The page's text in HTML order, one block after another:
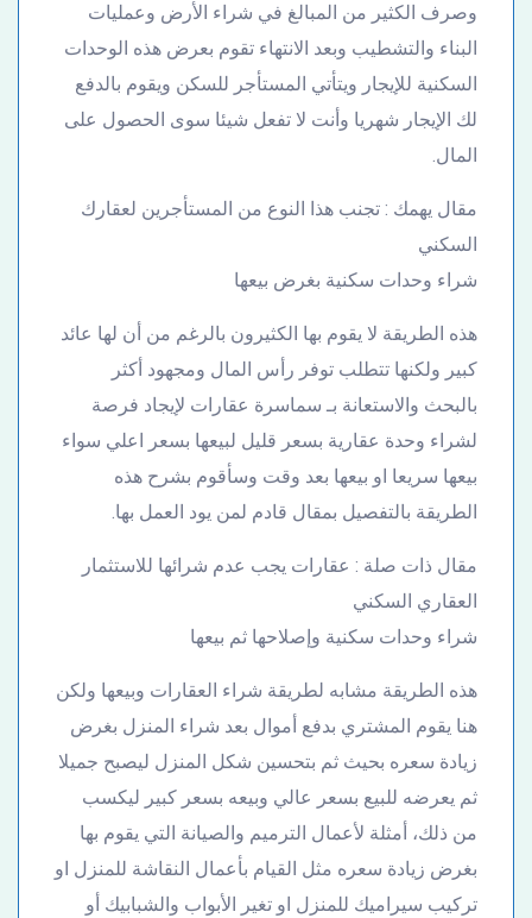
وصرف الكثير من المبالغ في شراء الأرض وعمليات
البناء والتشطيب وبعد الانتهاء تقوم بعرض هذه الوحدات
السكنية للإيجار ويتأتي المستأجر للسكن ويقوم بالدفع
لك الإيجار شهريا وأنت لا تفعل شيئا سوى الحصول على
المال.
مقال يهمك : تجنب هذا النوع من المستأجرين لعقارك
السكني
شراء وحدات سكنية بغرض بيعها
هذه الطريقة لا يقوم بها الكثيرون بالرغم من أن لها عائد
كبير ولكنها تتطلب توفر رأس المال ومجهود أكثر
بالبحث والاستعانة بـ سماسرة عقارات لإيجاد فرصة
لشراء وحدة عقارية بسعر قليل لبيعها بسعر اعلي سواء
بيعها سريعا او بيعها بعد وقت وسأقوم بشرح هذه
الطريقة بالتفصيل بمقال قادم لمن يود العمل بها.
مقال ذات صلة : عقارات يجب عدم شرائها للاستثمار
العقاري السكني
شراء وحدات سكنية وإصلاحها ثم بيعها
هذه الطريقة مشابه لطريقة شراء العقارات وبيعها ولكن
هنا يقوم المشتري بدفع أموال بعد شراء المنزل بغرض
زيادة سعره بحيث ثم بتحسين شكل المنزل ليصبح جميلا
ثم يعرضه للبيع بسعر عالي وبيعه بسعر كبير ليكسب
من ذلك، أمثلة لأعمال الترميم والصيانة التي يقوم بها
بغرض زيادة سعره مثل القيام بأعمال النقاشة للمنزل او
تركيب سيراميك للمنزل او تغير الأبواب والشبابيك أو